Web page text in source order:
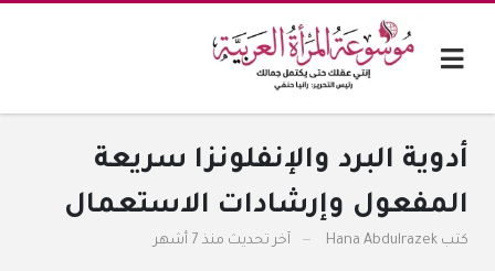
أدوية البرد والإنفلونزا سريعة
المفعول وإرشادات الاستعمال
كتب Hana Abdulrazek آخر تحديث منذ 7 أشهر